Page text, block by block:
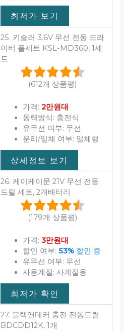
최저가 보기
25. 키슬러 3.6V 무선 전동 드라
이버 풀세트 KSL-MD360, 1세
트
(612개 상품평)
가격: 2만원대
동력방식: 충전식
유무선 여부: 무선
분리/일체 여부: 일체형
상세정보 보기
26. 케이케이문 21V 무선 전동
드릴 세트, 2개배터리
(179개 상품평)
가격: 3만원대
할인 여부: 53%할인 중
유무선 여부: 무선
사용계절: 사계절용
최저가 확인
27. 블랙앤데커 충전 전동드릴
BDCDD12K, 1개